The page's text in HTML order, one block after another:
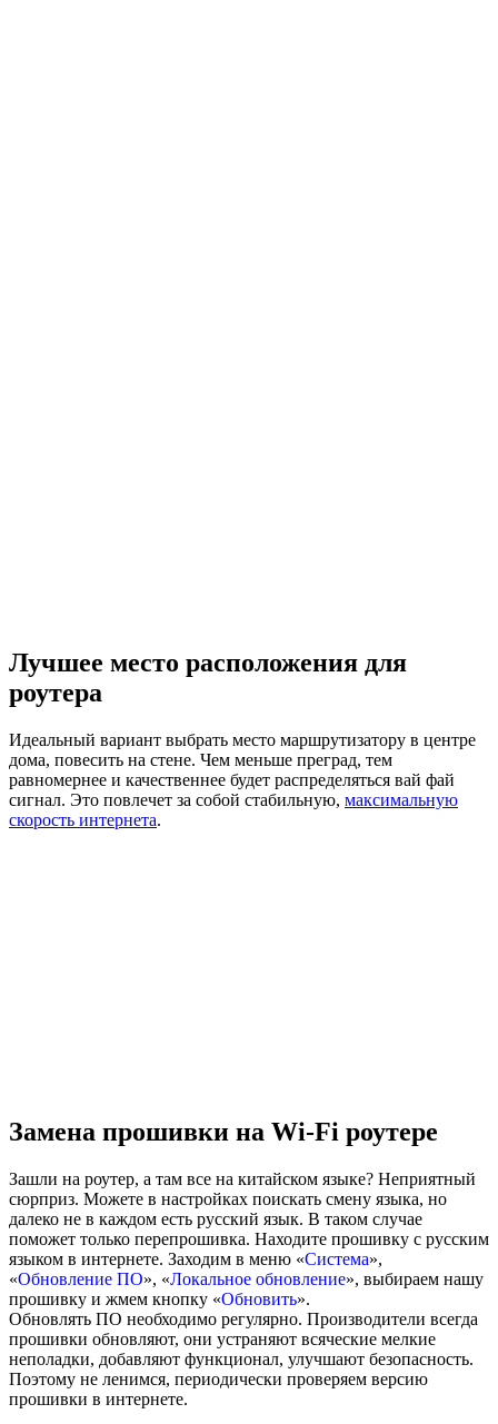
Лучшее место расположения для
роутера
Идеальный вариант выбрать место маршрутизатору в центре
дома, повесить на стене. Чем меньше преград, тем
равномернее и качественнее будет распределяться вай фай
сигнал. Это повлечет за собой стабильную, максимальную
скорость интернета.
Замена прошивки на Wi-Fi роутере
Зашли на роутер, а там все на китайском языке? Неприятный
сюрприз. Можете в настройках поискать смену языка, но
далеко не в каждом есть русский язык. В таком случае
поможет только перепрошивка. Находите прошивку с русским
языком в интернете. Заходим в меню «Система»,
«Обновление ПО», «Локальное обновление», выбираем нашу
прошивку и жмем кнопку «Обновить».
Обновлять ПО необходимо регулярно. Производители всегда
прошивки обновляют, они устраняют всяческие мелкие
неполадки, добавляют функционал, улучшают безопасность.
Поэтому не ленимся, периодически проверяем версию
прошивки в интернете.